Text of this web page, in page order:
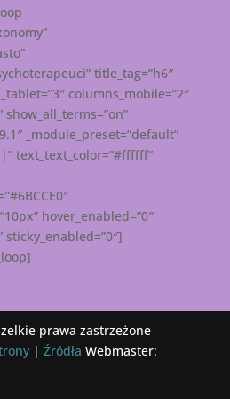
title_tag=”h6″
columns_mobile=”2″
_module_preset=”default”
hover_enabled=”0″
sticky_enabled=”0″]
prawa zastrzeżone
| Źródła Webmaster: